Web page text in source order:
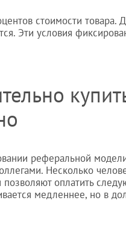
стоимости товара.
Эти условия
реферальной
Несколько
оплатить
медленнее, но в